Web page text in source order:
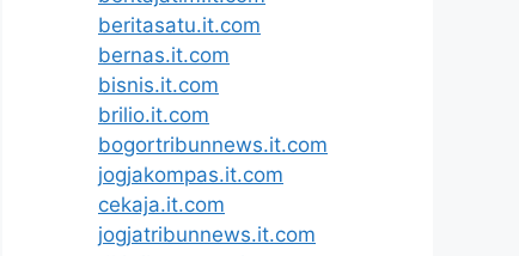
beritasatu.it.com
bernas.it.com
bisnis.it.com
brilio.it.com
bogortribunnews.it.com
jogjakompas.it.com
cekaja.it.com
jogjatribunnews.it.com